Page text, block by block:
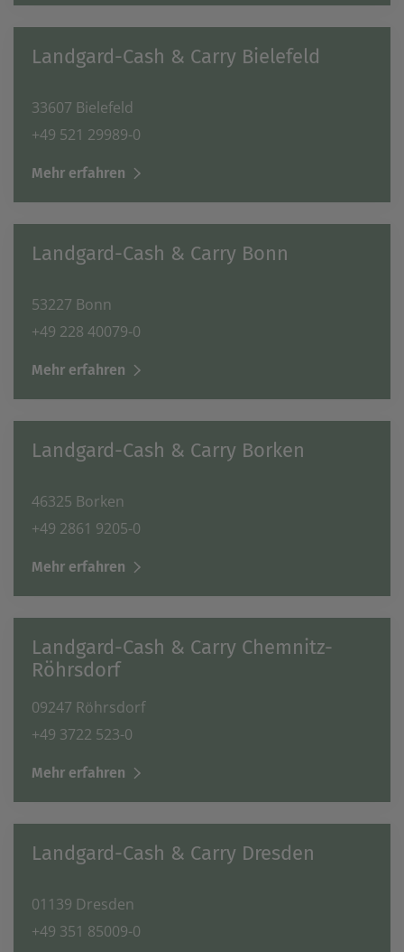
Landgard-Cash & Carry Bielefeld
33607 Bielefeld
+49 521 29989-0
Mehr erfahren
Landgard-Cash & Carry Bonn
53227 Bonn
+49 228 40079-0
Mehr erfahren
Landgard-Cash & Carry Borken
46325 Borken
+49 2861 9205-0
Mehr erfahren
Landgard-Cash & Carry Chemnitz-
Röhrsdorf
09247 Röhrsdorf
+49 3722 523-0
Mehr erfahren
Landgard-Cash & Carry Dresden
01139 Dresden
+49 351 85009-0